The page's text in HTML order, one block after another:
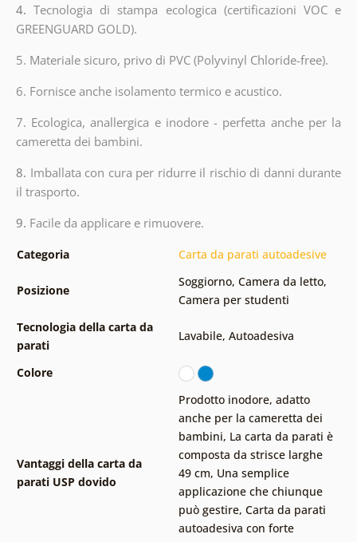
4.Tecnologia di stampa ecologica (certificazioni VOC e
GREENGUARD GOLD).
5. Materiale sicuro, privo di PVC (Polyvinyl Chloride-free).
6. Fornisce anche isolamento termico e acustico.
7. Ecologica, anallergica e inodore - perfetta anche per la
cameretta dei bambini.
8. Imballata con cura per ridurre il rischio di danni durante
il trasporto.
9. Facile da applicare e rimuovere.
Categoria Carta da parati autoadesive
Posizione
Soggiorno, Camera da letto,
Camera per studenti
Tecnologia della carta da
parati
Lavabile, Autoadesiva
Colore
Vantaggi della carta da
parati USP dovido
Prodotto inodore, adatto
anche per la cameretta dei
bambini, La carta da parati è
composta da strisce larghe
49 cm, Una semplice
applicazione che chiunque
può gestire, Carta da parati
autoadesiva con forte